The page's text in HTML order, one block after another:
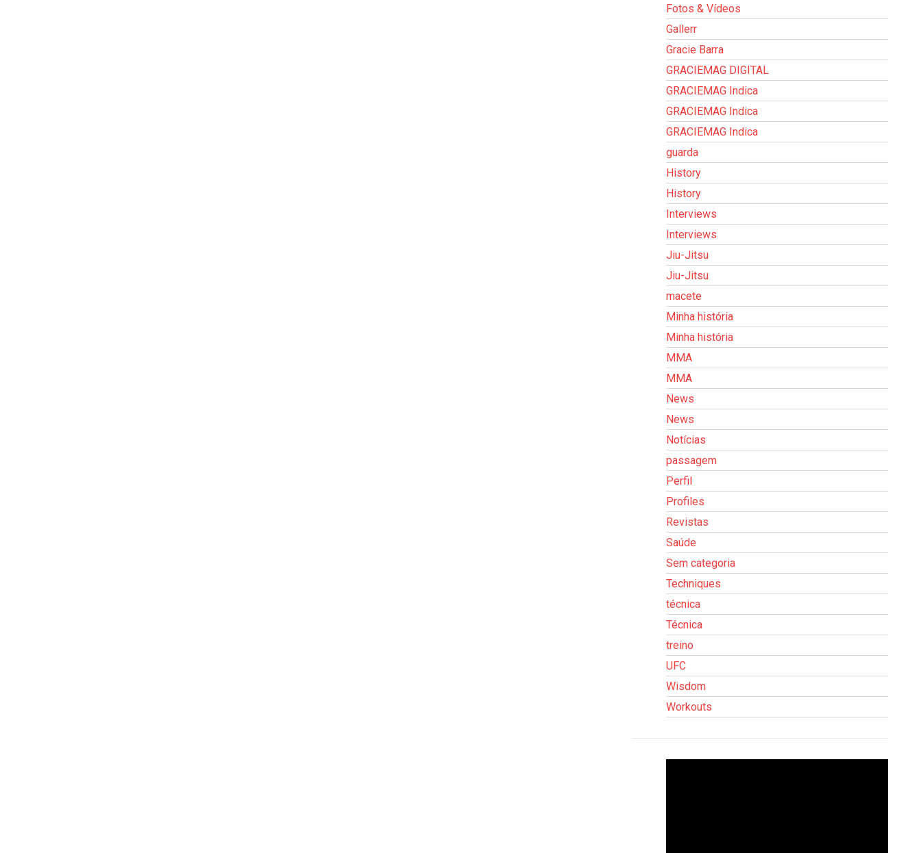
Fotos & Vídeos
Gallerr
Gracie Barra
GRACIEMAG DIGITAL
GRACIEMAG Indica
GRACIEMAG Indica
GRACIEMAG Indica
guarda
History
History
Interviews
Interviews
Jiu-Jitsu
Jiu-Jitsu
macete
Minha história
Minha história
MMA
MMA
News
News
Notícias
passagem
Perfil
Profiles
Revistas
Saúde
Sem categoria
Techniques
técnica
Técnica
treino
UFC
Wisdom
Workouts